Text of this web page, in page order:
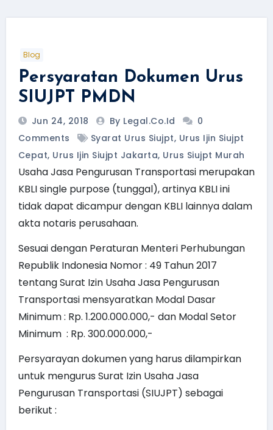
Blog
Persyaratan Dokumen Urus
SIUJPT PMDN
Jun 24, 2018 By Legal.Co.id
0
Comments
Syarat Urus Siujpt, Urus Ijin Siujpt
Cepat, Urus Ijin Siujpt Jakarta, Urus Siujpt Murah
Usaha Jasa Pengurusan Transportasi merupakan
KBLI single purpose (tunggal), artinya KBLI ini
tidak dapat dicampur dengan KBLI lainnya dalam
akta notaris perusahaan.
Sesuai dengan Peraturan Menteri Perhubungan
Republik Indonesia Nomor : 49 Tahun 2017
tentang Surat Izin Usaha Jasa Pengurusan
Transportasi mensyaratkan Modal Dasar
Minimum : Rp. 1.200.000.000,- dan Modal Setor
Minimum : Rp. 300.000.000,-
Persyarayan dokumen yang harus dilampirkan
untuk mengurus Surat Izin Usaha Jasa
Pengurusan Transportasi (SIUJPT) sebagai
berikut :